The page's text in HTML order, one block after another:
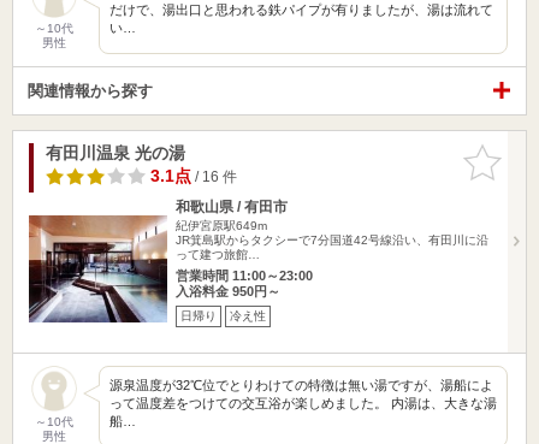
～10代
男性
だけで、湯出口と思われる鉄パイプが有りましたが、湯は流れて
い…
関連情報から探す
お気に入
りに追加
有田川温泉 光の湯
3.1点/ 16 件
和歌山県 / 有田市
紀伊宮原駅649m
JR箕島駅からタクシーで7分国道42号線沿い、有田川に沿
って建つ旅館…
営業時間 11:00～23:00
入浴料金 950円～
日帰り 冷え性
～10代
男性
源泉温度が32℃位でとりわけての特徴は無い湯ですが、湯船によ
って温度差をつけての交互浴が楽しめました。 内湯は、大きな湯
船…